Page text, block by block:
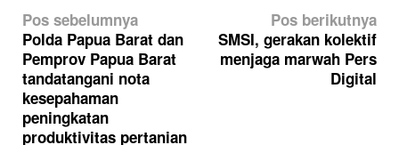
N
a
v
i
g
Pos sebelumnya
Polda Papua Barat dan
Pemprov Papua Barat
tandatangani nota
kesepahaman
peningkatan
produktivitas pertanian
Pos berikutnya
SMSI, gerakan kolektif
menjaga marwah Pers
Digital